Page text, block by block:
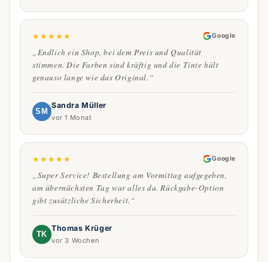
★★★★★ Google
„Endlich ein Shop, bei dem Preis und Qualität
stimmen. Die Farben sind kräftig und die Tinte hält
genauso lange wie das Original.“
SM
Sandra Müller
vor 1 Monat
★★★★★ Google
„Super Service! Bestellung am Vormittag aufgegeben,
am übernächsten Tag war alles da. Rückgabe-Option
gibt zusätzliche Sicherheit.“
TK
Thomas Krüger
vor 3 Wochen